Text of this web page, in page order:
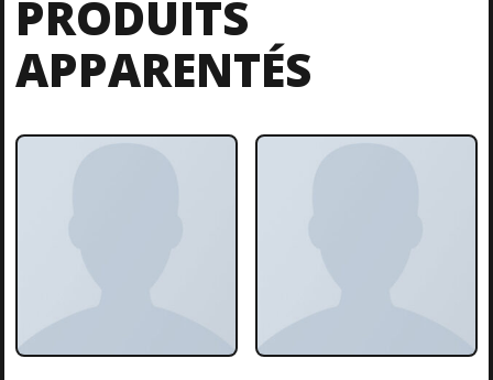
PRODUITS
APPARENTÉS